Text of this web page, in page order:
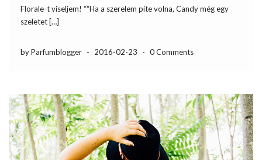
Florale-t viseljem! ““Ha a szerelem pite volna, Candy még egy
szeletet […]
by Parfumblogger - 2016-02-23 - 0 Comments